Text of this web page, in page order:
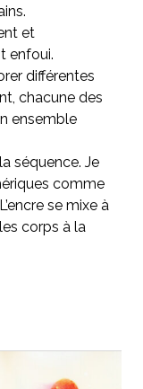
et
enfoui.
différentes
chacune des
ensemble
séquence. Je
comme
se mixe à
corps à la